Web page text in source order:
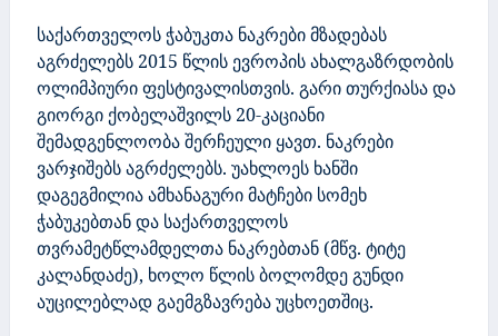
საქართველოს ჭაბუკთა ნაკრები მზადებას
აგრძელებს 2015 წლის ევროპის ახალგაზრდობის
ოლიმპიური ფესტივალისთვის. გარი თურქიასა და
გიორგი ქობელაშვილს 20-კაციანი
შემადგენლოობა შერჩეული ყავთ. ნაკრები
ვარჯიშებს აგრძელებს. უახლოეს ხანში
დაგეგმილია ამხანაგური მატჩები სომეხ
ჭაბუკებთან და საქართველოს
თვრამეტწლამდელთა ნაკრებთან (მწვ. ტიტე
კალანდაძე), ხოლო წლის ბოლომდე გუნდი
აუცილებლად გაემგზავრება უცხოეთშიც.